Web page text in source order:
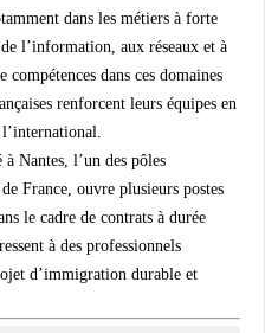
dans les métiers à forte
l’information, aux réseaux et à
dans ces domaines
renforcent leurs équipes en
à Nantes , l’un des pôles
France, ouvre plusieurs postes
le cadre de contrats à durée
à des professionnels
d’immigration durable et